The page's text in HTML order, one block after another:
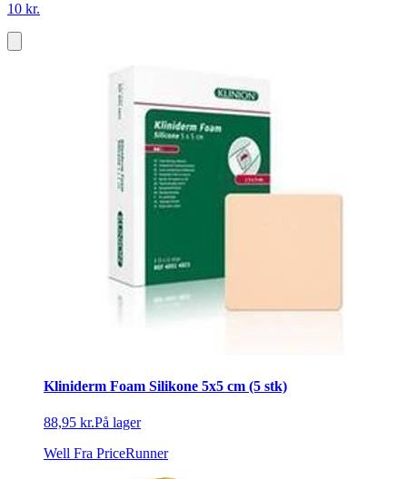
10 kr.
Kliniderm Foam Silikone 5x5 cm (5 stk)
88,95 kr.På lager
Well Fra PriceRunner